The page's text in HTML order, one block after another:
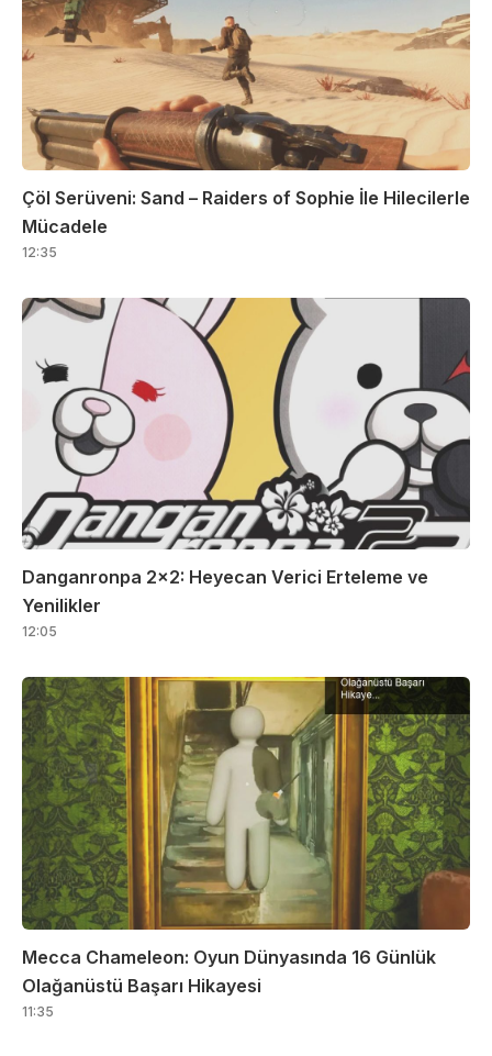
Çöl Serüveni: Sand – Raiders of Sophie İle Hilecilerle
Mücadele
12:35
Danganronpa 2×2: Heyecan Verici Erteleme ve
Yenilikler
12:05
Mecca Chameleon: Oyun Dünyasında 16 Günlük
Olağanüstü Başarı Hikayesi
11:35